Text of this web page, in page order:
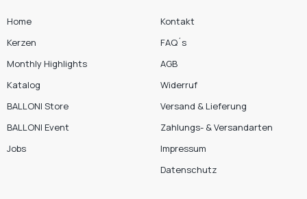
Home
Kerzen
Monthly Highlights
Katalog
BALLONI Store
BALLONI Event
Jobs
Kontakt
FAQ´s
AGB
Widerruf
Versand & Lieferung
Zahlungs- & Versandarten
Impressum
Datenschutz